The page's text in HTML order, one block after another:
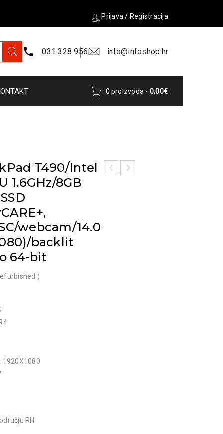
Prijava / Registracija
031 328 956 info@infoshop.hr
0 proizvoda - 0,00€
T490/Intel
1.6GHz/8GB
webcam/14.0
backlit
64-bit
)
1920X1080
RH